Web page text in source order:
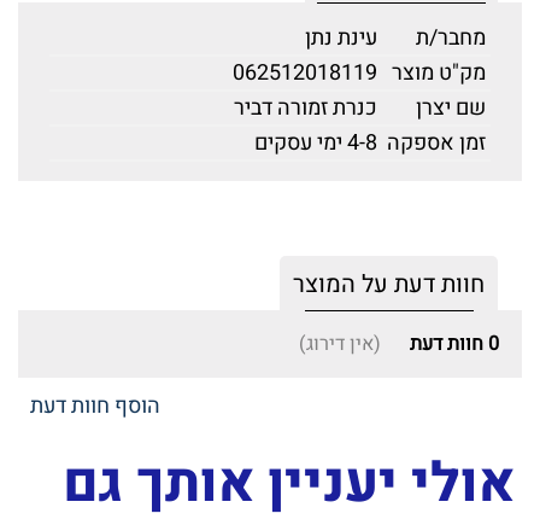
מחבר/ת
עינת נתן
מק"ט מוצר 062512018119
שם יצרן
כנרת זמורה דביר
זמן אספקה 4-8 ימי עסקים
חוות דעת על המוצר
0 חוות דעת (אין דירוג)
הוסף חוות דעת
אולי יעניין אותך גם